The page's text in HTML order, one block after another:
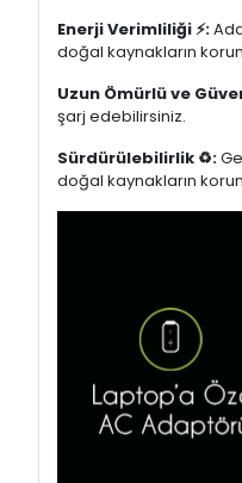
Enerji Verimliliği ⚡:
doğal kaynakların
Uzun Ömürlü ve
şarj edebilirsiniz.
Sürdürülebilirlik ♻️:
doğal kaynakların